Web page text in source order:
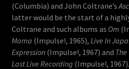
(Columbia) and John Coltrane’s
latter would be the start of a
Coltrane and such albums as Om
Mama (Impulse!, 1965), Live In
Expression (Impulse!, 1967) and
Last Live Recording (Impulse!,